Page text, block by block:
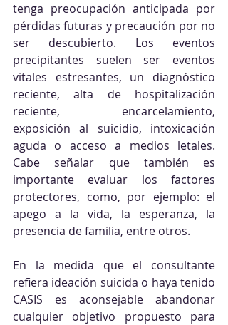
tenga preocupación anticipada por
pérdidas futuras y precaución por no
ser descubierto. Los eventos
precipitantes suelen ser eventos
vitales estresantes, un diagnóstico
reciente, alta de hospitalización
reciente, encarcelamiento,
exposición al suicidio, intoxicación
aguda o acceso a medios letales.
Cabe señalar que también es
importante evaluar los factores
protectores, como, por ejemplo: el
apego a la vida, la esperanza, la
presencia de familia, entre otros.
En la medida que el consultante
refiera ideación suicida o haya tenido
CASIS es aconsejable abandonar
cualquier objetivo propuesto para